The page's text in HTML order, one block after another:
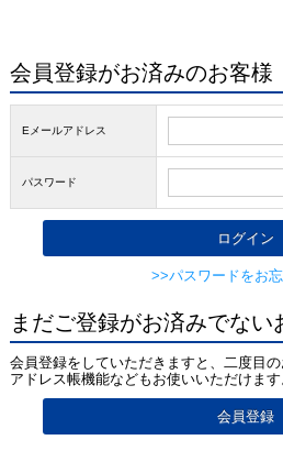
会員登録がお済みのお客様
Eメールアドレス
パスワード
>>パスワードをお
まだご登録がお済みでない
会員登録をしていただきますと、二度目
アドレス帳機能などもお使いいただけます